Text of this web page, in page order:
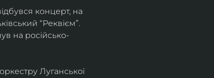
концерт, на
“Реквієм”.
на російсько-
Луганської